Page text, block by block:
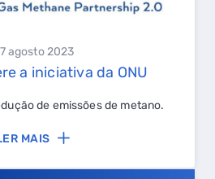
agosto 2023
a iniciativa da ONU
de emissões de metano.
MAIS
TER GÁS NATURAL
RENOVÁVEIS